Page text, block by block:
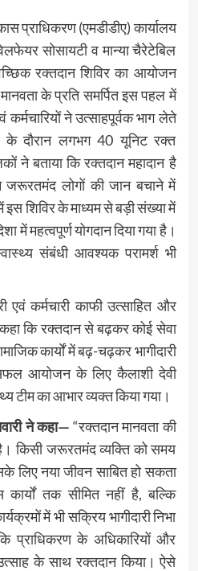
प्राधिकरण (एमडीडीए) कार्यालय
सोसायटी व मान्या चैरेटेबिल
रक्तदान शिविर का आयोजन
के प्रति समर्पित इस पहल में
ने उत्साहपूर्वक भाग लेते
के दौरान लगभग 40 यूनिट रक्त
ने बताया कि रक्तदान महादान है
लोगों की जान बचाने में
शिविर के माध्यम से बड़ी संख्या में
में महत्वपूर्ण योगदान दिया गया है।
संबंधी आवश्यक परामर्श भी
एवं कर्मचारी काफी उत्साहित और
कि रक्तदान से बढ़कर कोई सेवा
कार्यों में बढ़-चढ़कर भागीदारी
आयोजन के लिए कैलाशी देवी
टीम का आभार व्यक्त किया गया।
ने कहा— “रक्तदान मानवता की
किसी जरूरतमंद व्यक्ति को समय
लिए नया जीवन साबित हो सकता
तक सीमित नहीं है, बल्कि
में भी सक्रिय भागीदारी निभा
प्राधिकरण के अधिकारियों और
के साथ रक्तदान किया। ऐसे